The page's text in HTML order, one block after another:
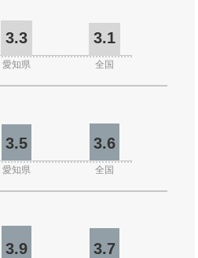
3.3 3.1
愛知県 全国
3.5 3.6
愛知県 全国
3.9 3.7